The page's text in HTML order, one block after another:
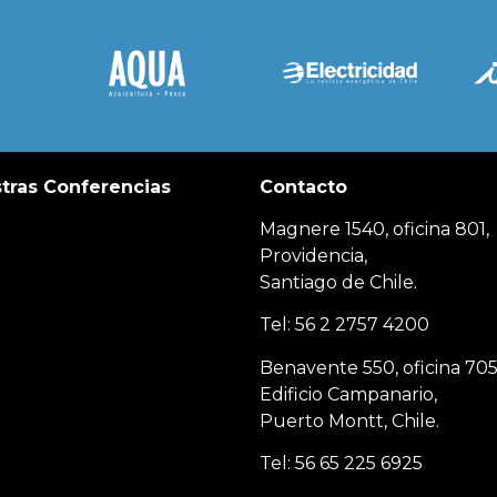
Conferencias Contacto
Magnere 1540, oficina 801,
Providencia,
Santiago de Chile.
Tel: 56 2 2757 4200
Benavente 550, oficina
Edificio Campanario,
Puerto Montt, Chile.
Tel: 56 65 225 6925